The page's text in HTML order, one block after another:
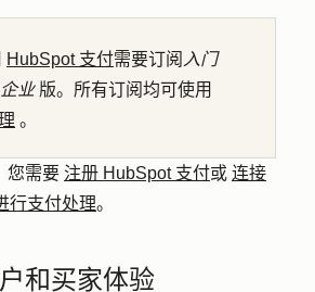
HubSpot 支付需要订阅 入门
企业版。所有订阅均可使用
。
您需要 注册 HubSpot 支付或 连接
行支付处理。
和买家体验